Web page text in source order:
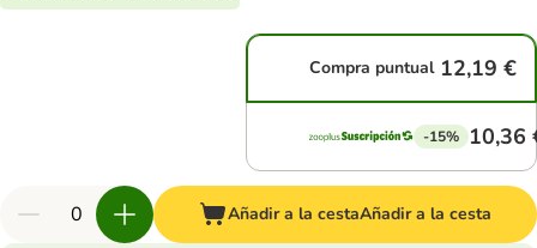
Compra puntual 12,19 €
-15% 10,36
Añadir a la cestaAñadir a la cesta